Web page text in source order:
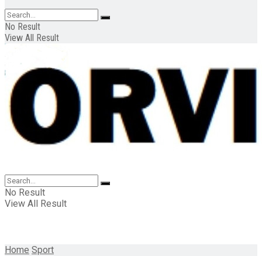
No Result
View All Result
No Result
View All Result
Home Sport